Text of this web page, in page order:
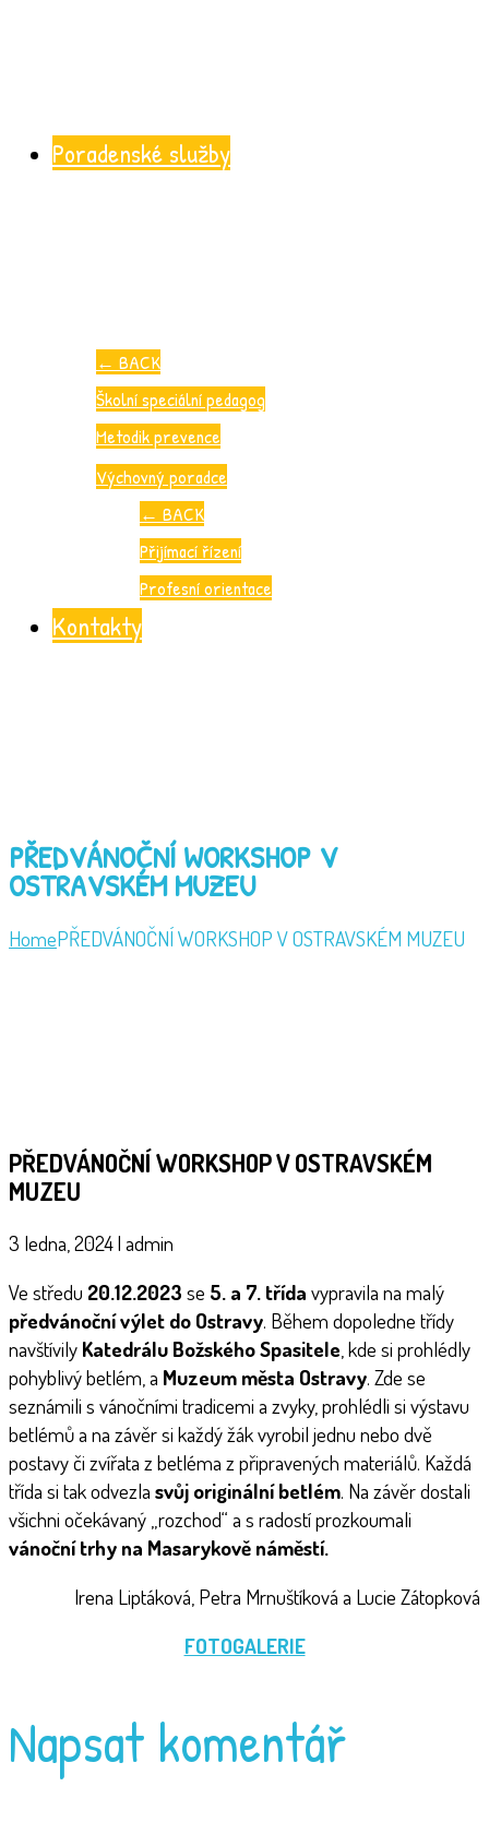
Poradenské služby
← BACK
Školní speciální pedagog
Metodik prevence
Výchovný poradce
← BACK
Přijímací řízení
Profesní orientace
Kontakty
PŘEDVÁNOČNÍ WORKSHOP V
OSTRAVSKÉM MUZEU
HomePŘEDVÁNOČNÍ WORKSHOP V OSTRAVSKÉM MUZEU
PŘEDVÁNOČNÍ WORKSHOP V OSTRAVSKÉM
MUZEU
3 ledna, 2024| admin
Ve středu 20.12.2023 se 5. a 7. třída vypravila na malý
předvánoční výlet do Ostravy. Během dopoledne třídy
navštívily Katedrálu Božského Spasitele , kde si prohlédly
pohyblivý betlém, a Muzeum města Ostravy. Zde se
seznámili s vánočními tradicemi a zvyky, prohlédli si výstavu
betlémů a na závěr si každý žák vyrobil jednu nebo dvě
postavy či zvířata z betléma z připravených materiálů. Každá
třída si tak odvezla svůj originální betlém. Na závěr dostali
všichni očekávaný „rozchod“ a s radostí prozkoumali
vánoční trhy na Masarykově náměstí.
Irena Liptáková, Petra Mrnuštíková a Lucie Zátopková
FOTOGALERIE
Napsat komentář